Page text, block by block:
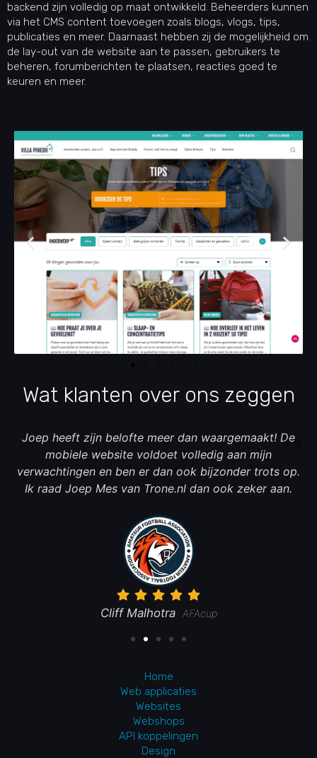
backend zijn volledig op maat ontwikkeld. Beheerders kunnen
via het CMS content toevoegen zoals blogs, vlogs, tips,
publicaties en meer. Daarnaast hebben zij de mogelijkheid om
de lay-out van de website aan te passen, gebruikers te
beheren, forumberichten te plaatsen, reacties goed te
keuren en meer.
Wat klanten over ons zeggen
Joep heeft zijn belofte meer dan waargemaakt! De
mobiele website voldoet volledig aan mijn
verwachtingen en ben er dan ook bijzonder trots op.
Ik raad Joep Mes van Trone.nl dan ook zeker aan.
Cliff Malhotra AFAcup
Home
Web applicaties
Websites
Webshops
API koppelingen
Design